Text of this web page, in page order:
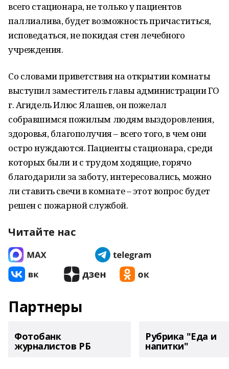
всего стационара, не только у пациентов
паллиалива, будет возможность причаститься,
исповедаться, не покидая стен лечебного
учреждения.
Со словами приветствия на открытии комнаты
выступил заместитель главы администрации ГО
г. Агидель Илюс Ялашев, он пожелал
собравшимся пожилым людям выздоровления,
здоровья, благополучия – всего того, в чем они
остро нуждаются. Пациенты стационара, среди
которых были и с трудом ходящие, горячо
благодарили за заботу, интересовались, можно
ли ставить свечи в комнате – этот вопрос будет
решен с пожарной службой.
Читайте нас
Партнеры
Фотобанк
журналистов РБ
Рубрика "Еда и
напитки"